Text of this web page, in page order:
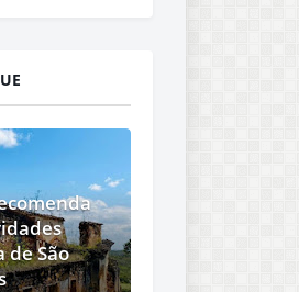
de São